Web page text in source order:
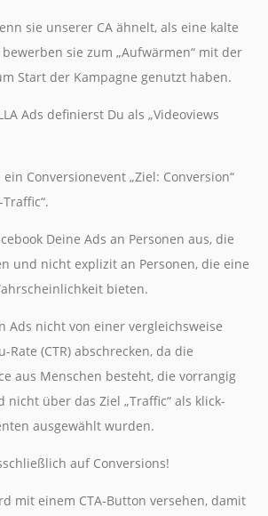
sie unserer CA ähnelt, als eine kalte
sie zum „Aufwärmen“ mit der
Start der Kampagne genutzt haben.
Ads definierst Du als „Videoviews
Conversionevent „Ziel: Conversion“
Deine Ads an Personen aus, die
und nicht explizit an Personen, die eine
bieten.
Ads nicht von einer vergleichsweise
Rate (CTR) abschrecken, da die
aus Menschen besteht, die vorrangig
nicht über das Ziel „Traffic“ als klick-
ausgewählt wurden.
auf Conversions!
mit einem CTA-Button versehen, damit